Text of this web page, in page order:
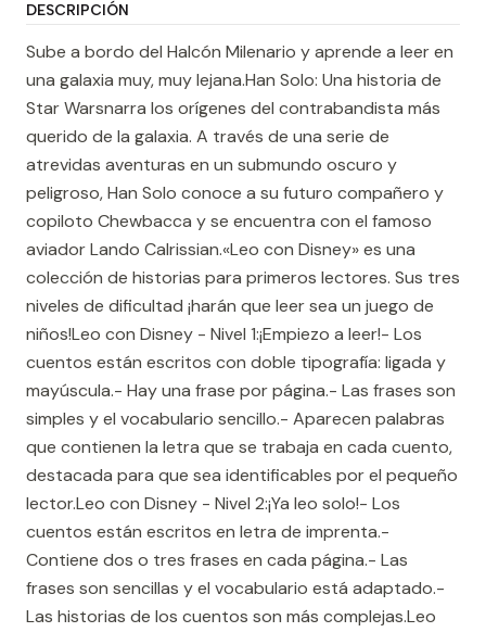
DESCRIPCIÓN
Sube a bordo del Halcón Milenario y aprende a leer en
una galaxia muy, muy lejana.Han Solo: Una historia de
Star Warsnarra los orígenes del contrabandista más
querido de la galaxia. A través de una serie de
atrevidas aventuras en un submundo oscuro y
peligroso, Han Solo conoce a su futuro compañero y
copiloto Chewbacca y se encuentra con el famoso
aviador Lando Calrissian.«Leo con Disney» es una
colección de historias para primeros lectores. Sus tres
niveles de dificultad ¡harán que leer sea un juego de
niños!Leo con Disney - Nivel 1:¡Empiezo a leer!- Los
cuentos están escritos con doble tipografía: ligada y
mayúscula.- Hay una frase por página.- Las frases son
simples y el vocabulario sencillo.- Aparecen palabras
que contienen la letra que se trabaja en cada cuento,
destacada para que sea identificables por el pequeño
lector.Leo con Disney - Nivel 2:¡Ya leo solo!- Los
cuentos están escritos en letra de imprenta.-
Contiene dos o tres frases en cada página.- Las
frases son sencillas y el vocabulario está adaptado.-
Las historias de los cuentos son más complejas.Leo